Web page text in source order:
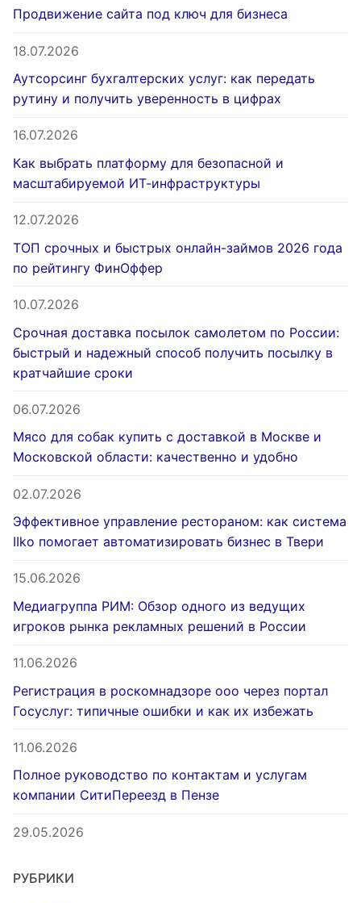
Продвижение сайта под ключ для бизнеса
18.07.2026
Аутсорсинг бухгалтерских услуг: как передать
рутину и получить уверенность в цифрах
16.07.2026
Как выбрать платформу для безопасной и
масштабируемой ИТ-инфраструктуры
12.07.2026
ТОП срочных и быстрых онлайн-займов 2026 года
по рейтингу ФинОффер
10.07.2026
Срочная доставка посылок самолетом по России:
быстрый и надежный способ получить посылку в
кратчайшие сроки
06.07.2026
Мясо для собак купить с доставкой в Москве и
Московской области: качественно и удобно
02.07.2026
Эффективное управление рестораном: как система
IIko помогает автоматизировать бизнес в Твери
15.06.2026
Медиагруппа РИМ: Обзор одного из ведущих
игроков рынка рекламных решений в России
11.06.2026
Регистрация в роскомнадзоре ооо через портал
Госуслуг: типичные ошибки и как их избежать
11.06.2026
Полное руководство по контактам и услугам
компании СитиПереезд в Пензе
29.05.2026
РУБРИКИ